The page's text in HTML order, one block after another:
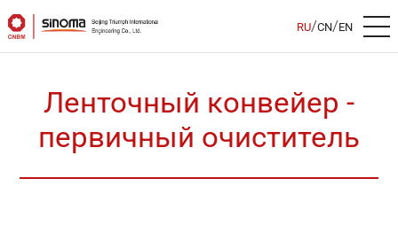
RU/CN/EN
Ленточный конвейер -
первичный очиститель